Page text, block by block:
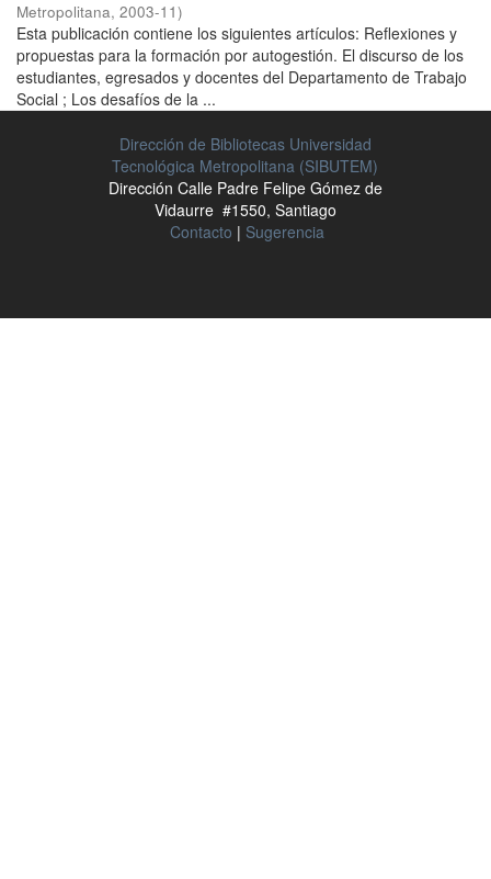
Metropolitana, 2003-11)
Esta publicación contiene los siguientes artículos: Reflexiones y
propuestas para la formación por autogestión. El discurso de los
estudiantes, egresados y docentes del Departamento de Trabajo
Social ; Los desafíos de la ...
Dirección de Bibliotecas Universidad
Tecnológica Metropolitana (SIBUTEM)
Dirección Calle Padre Felipe Gómez de
Vidaurre #1550, Santiago
Contacto | Sugerencia